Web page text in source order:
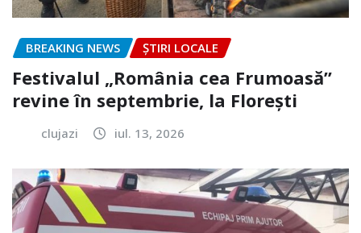
BREAKING NEWS ȘTIRI LOCALE
Festivalul „România cea Frumoasă”
revine în septembrie, la Florești
clujazi iul. 13, 2026